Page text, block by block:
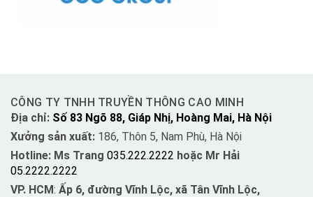
CÔNG TY TNHH TRUYỀN THÔNG CAO MINH
Địa chỉ: Số 83 Ngõ 88, Giáp Nhị, Hoàng Mai, Hà Nội
Xưởng sản xuất: 186, Thôn 5, Nam Phù, Hà Nội
Hotline: Ms Trang 035.222.2222 hoặc Mr Hải
05.2222.2222
VP. HCM: Ấp 6, đường Vĩnh Lộc, xã Tân Vĩnh Lộc,